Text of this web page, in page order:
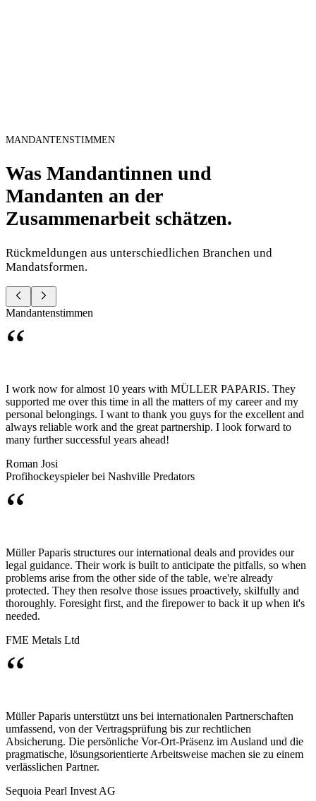
MANDANTENSTIMMEN
Was Mandantinnen und
Mandanten an der
Zusammenarbeit schätzen.
Rückmeldungen aus unterschiedlichen Branchen und
Mandatsformen.
Mandantenstimmen
“
I work now for almost 10 years with MÜLLER PAPARIS. They
supported me over this time in all the matters of my career and my
personal belongings. I want to thank you guys for the excellent and
always reliable work and the great partnership. I look forward to
many further successful years ahead!
Roman Josi
Profihockeyspieler bei Nashville Predators
“
Müller Paparis structures our international deals and provides our
legal guidance. Their work is built to anticipate the pitfalls, so when
problems arise from the other side of the table, we're already
protected. They then resolve those issues proactively, skilfully and
thoroughly. Foresight first, and the firepower to back it up when it's
needed.
FME Metals Ltd
“
Müller Paparis unterstützt uns bei internationalen Partnerschaften
umfassend, von der Vertragsprüfung bis zur rechtlichen
Absicherung. Die persönliche Vor-Ort-Präsenz im Ausland und die
pragmatische, lösungsorientierte Arbeitsweise machen sie zu einem
verlässlichen Partner.
Sequoia Pearl Invest AG